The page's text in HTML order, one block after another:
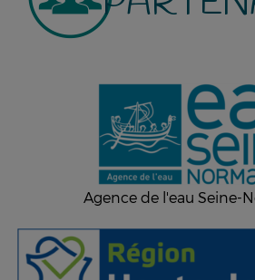
Agence de l'eau Seine-